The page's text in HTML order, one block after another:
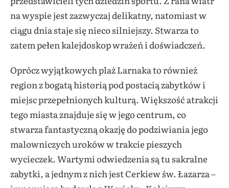
na wyspie jest zazwyczaj delikatny, natomiast w
ciągu dnia staje się nieco silniejszy. Stwarza to
zatem pełen kalejdoskop wrażeń i doświadczeń.
Oprócz wyjątkowych plaż Larnaka to również
region z bogatą historią pod postacią zabytków i
miejsc przepełnionych kulturą. Większość atrakcji
tego miasta znajduje się w jego centrum, co
stwarza fantastyczną okazję do podziwiania jego
malowniczych uroków w trakcie pieszych
wycieczek. Wartymi odwiedzenia są tu sakralne
zabytki, a jednym z nich jest Cerkiew św. Łazarza –